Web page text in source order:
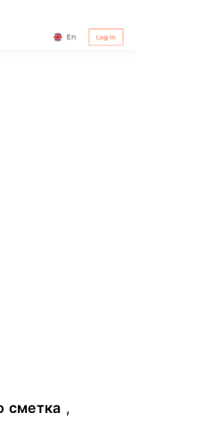
сметка ,